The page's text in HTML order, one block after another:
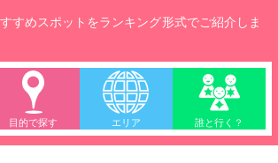
すめスポットをランキング形式でご紹介しま
目的で探す エリア 誰と行く？